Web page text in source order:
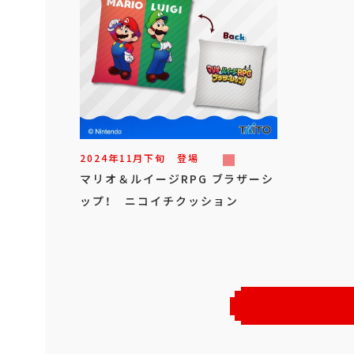
2024年11月下旬 登場
マリオ＆ルイージRPG ブラザーシ
ップ！ ニコイチクッション